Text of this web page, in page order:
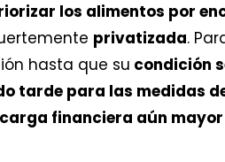
los alimentos por
privatizada.
hasta que su condición
tarde para las medidas
financiera aún mayor